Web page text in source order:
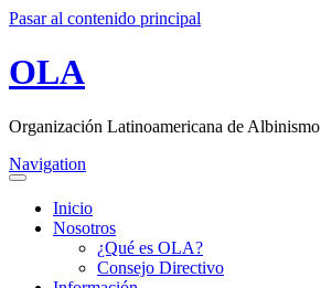
Pasar al contenido principal
OLA
Organización Latinoamericana de Albinismo
Navigation
Inicio
Nosotros
¿Qué es OLA?
Consejo Directivo